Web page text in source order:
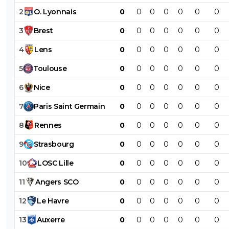
2 O. Lyonnais 0 0 0 0 0 0 0
3 Brest 0 0 0 0 0 0 0
4 Lens 0 0 0 0 0 0 0
5 Toulouse 0 0 0 0 0 0 0
6 Nice 0 0 0 0 0 0 0
7 Paris Saint Germain 0 0 0 0 0 0 0
8 Rennes 0 0 0 0 0 0 0
9 Strasbourg 0 0 0 0 0 0 0
10 LOSC Lille 0 0 0 0 0 0 0
11 Angers SCO 0 0 0 0 0 0 0
12 Le Havre 0 0 0 0 0 0 0
13 Auxerre 0 0 0 0 0 0 0